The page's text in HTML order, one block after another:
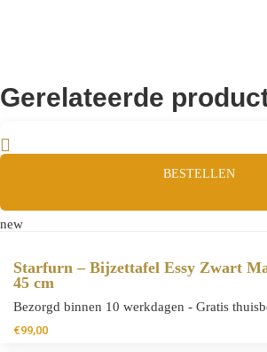
Gerelateerde
BESTELLEN
new
Starfurn – Bijzettafel Essy Zwart
45 cm
Bezorgd binnen 10 werkdagen - Gratis
€99,00